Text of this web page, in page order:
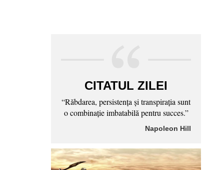
CITATUL ZILEI
“Răbdarea, persistenţa şi transpiraţia sunt
o combinaţie imbatabilă pentru succes.”
Napoleon Hill